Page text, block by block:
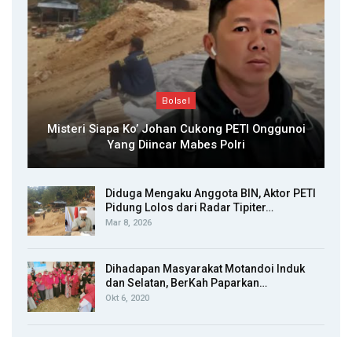
Bolsel
Misteri Siapa Ko’ Johan Cukong PETI Onggunoi
Yang Diincar Mabes Polri
Diduga Mengaku Anggota BIN, Aktor PETI
Pidung Lolos dari Radar Tipiter…
Mar 8, 2026
Dihadapan Masyarakat Motandoi Induk
dan Selatan, BerKah Paparkan…
Okt 6, 2020